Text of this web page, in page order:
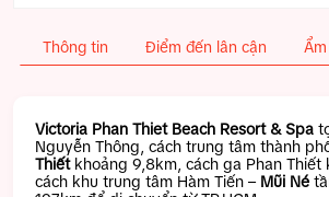
Thông tin Điểm đến lân cận
Victoria Phan Thiet Beach Resort & Spa
Nguyễn Thông, cách trung tâm thành
Thiếtkhoảng 9,8km, cách ga Phan Thiết
cách khu trung tâm Hàm Tiến – Mũi Né